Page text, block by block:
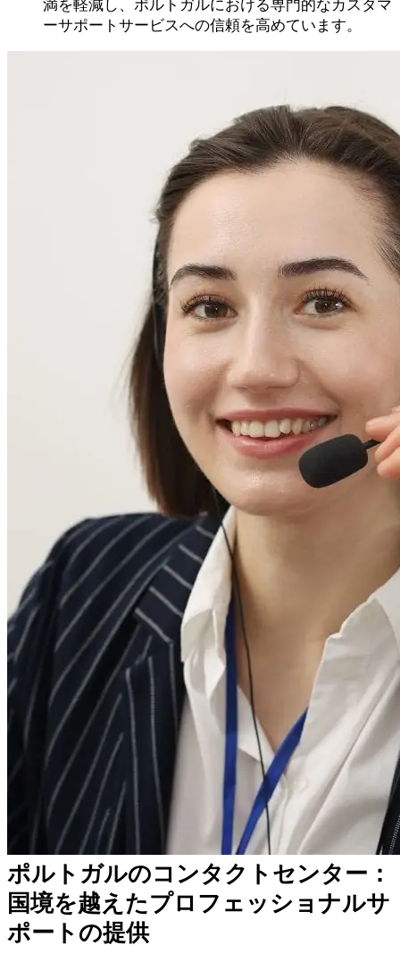
満を軽減し、ポルトガルにおける専門的なカスタマ
ーサポートサービスへの信頼を高めています。
ポルトガルのコンタクトセンター：
国境を越えたプロフェッショナルサ
ポートの提供